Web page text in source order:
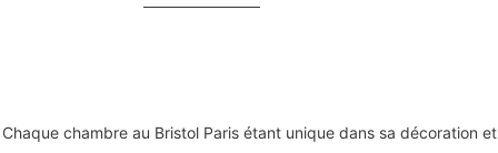
Chaque chambre au Bristol Paris étant unique dans sa décoration et